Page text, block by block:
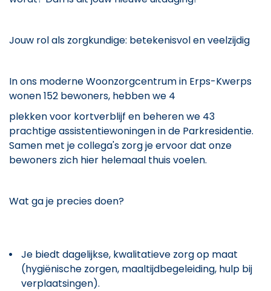
Jouw rol als zorgkundige: betekenisvol en veelzijdig
In ons moderne Woonzorgcentrum in Erps-Kwerps
wonen 152 bewoners, hebben we 4
plekken voor kortverblijf en beheren we 43
prachtige assistentiewoningen in de Parkresidentie.
Samen met je collega's zorg je ervoor dat onze
bewoners zich hier helemaal thuis voelen.
Wat ga je precies doen?
Je biedt dagelijkse, kwalitatieve zorg op maat
(hygiënische zorgen, maaltijdbegeleiding, hulp bij
verplaatsingen).